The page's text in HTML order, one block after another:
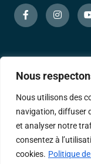
Nous
Nous utilisons des
navigation, diffuser
et analyser notre
consentez à
cookies. Politique